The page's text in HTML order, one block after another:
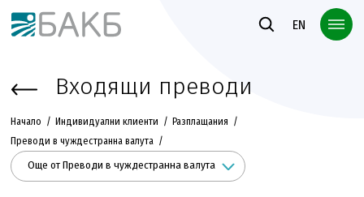
Към основното съдържание
EN
Входящи преводи
Начало Индивидуални клиенти
Разплащания
Преводи в чуждестранна валута
Още от Преводи в чуждестранна валута